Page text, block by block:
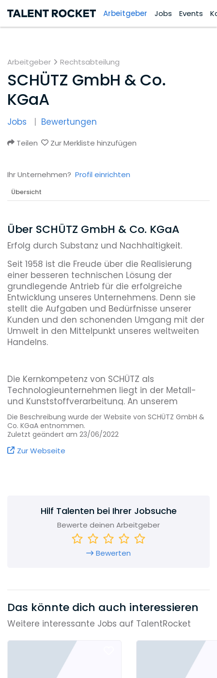
Arbeitgeber Jobs Events
Arbeitgeber Rechtsabteilung
SCHÜTZ GmbH & Co.
KGaA
Jobs Bewertungen
Teilen Zur Merkliste hinzufügen
Ihr Unternehmen? Profil einrichten
Übersicht
Über SCHÜTZ GmbH & Co. KGaA
Erfolg durch Substanz und Nachhaltigkeit.
Seit 1958 ist die Freude über die Realisierung
einer besseren technischen Lösung der
grundlegende Antrieb für die erfolgreiche
Entwicklung unseres Unternehmens. Denn sie
stellt die Aufgaben und Bedürfnisse unserer
Kunden und den schonenden Umgang mit der
Umwelt in den Mittelpunkt unseres weltweiten
Handelns.
Die Kernkompetenz von SCHÜTZ als
Technologieunternehmen liegt in der Metall-
und Kunststoffverarbeitung. An unserem
Stammsitz in Selters und an den weltweiten
Standorten der internationalen SCHÜTZ Gruppe
entwickeln, fertigen und vertreiben wir
innovative Produkte und patentierte
Fertigungsverfahren. Dabei ist es unsere
Die Beschreibung wurde der Website von SCHÜTZ GmbH &
Co. KGaA entnommen.
Zuletzt geändert am 23/06/2022
Zur Webseite
Hilf Talenten bei Ihrer Jobsuche
Bewerte deinen Arbeitgeber
Bewerten
Das könnte dich auch interessieren
Weitere interessante Jobs auf TalentRocket